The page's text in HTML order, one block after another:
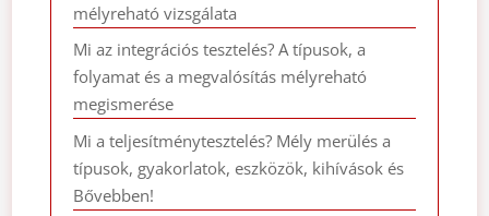
mélyreható vizsgálata
Mi az integrációs tesztelés? A típusok, a
folyamat és a megvalósítás mélyreható
megismerése
Mi a teljesítménytesztelés? Mély merülés a
típusok, gyakorlatok, eszközök, kihívások és
Bővebben!